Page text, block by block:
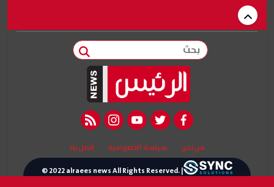
بحث
facebook
twitter
youtube
instagram
rss feed
من نحن سياسة الخصوصية اتصل بنا
© 2022 alraees news All Rights Reserved. |